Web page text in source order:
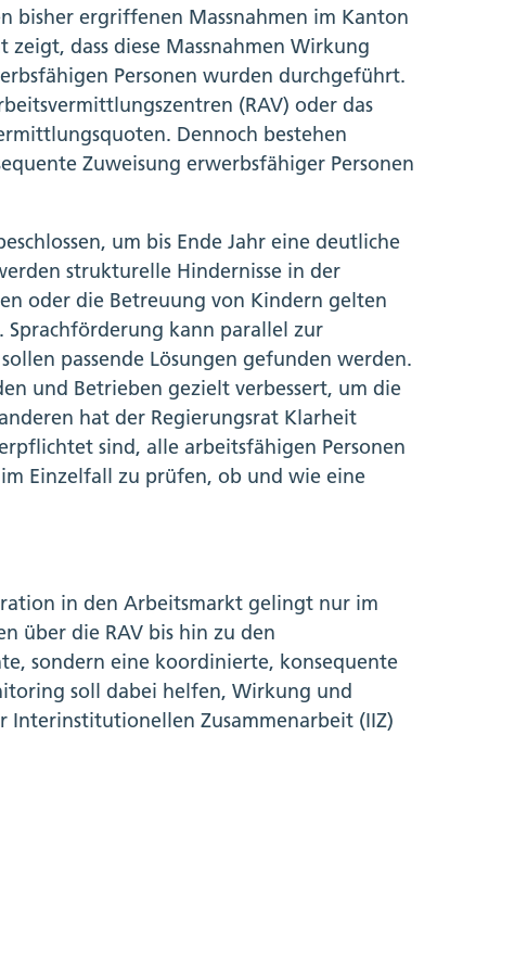
bisher ergriffenen Massnahmen im Kanton
dass diese Massnahmen Wirkung
Personen wurden durchgeführt.
(RAV) oder das
Dennoch bestehen
Zuweisung erwerbsfähiger Personen
um bis Ende Jahr eine deutliche
strukturelle Hindernisse in der
oder die Betreuung von Kindern gelten
Sprachförderung kann parallel zur
passende Lösungen gefunden werden.
und Betrieben gezielt verbessert, um die
hat der Regierungsrat Klarheit
sind, alle arbeitsfähigen Personen
im Einzelfall zu prüfen, ob und wie eine
in den Arbeitsmarkt gelingt nur im
über die RAV bis hin zu den
sondern eine koordinierte, konsequente
soll dabei helfen, Wirkung und
Interinstitutionellen Zusammenarbeit (IIZ)